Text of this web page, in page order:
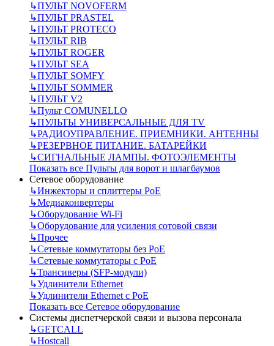
↳ПУЛЬТ NOVOFERM
↳ПУЛЬТ PRASTEL
↳ПУЛЬТ PROTECO
↳ПУЛЬТ RIB
↳ПУЛЬТ ROGER
↳ПУЛЬТ SEA
↳ПУЛЬТ SOMFY
↳ПУЛЬТ SOMMER
↳ПУЛЬТ V2
↳Пульт СOMUNELLO
↳ПУЛЬТЫ УНИВЕРСАЛЬНЫЕ ДЛЯ TV
↳РАДИОУПРАВЛЕНИЕ. ПРИЕМНИКИ. АНТЕННЫ
↳РЕЗЕРВНОЕ ПИТАНИЕ. БАТАРЕЙКИ
↳СИГНАЛЬНЫЕ ЛАМПЫ. ФОТОЭЛЕМЕНТЫ
Показать все Пульты для ворот и шлагбаумов
Сетевое оборудование
↳Инжекторы и сплиттеры РоЕ
↳Медиаконвертеры
↳Оборудование Wi-Fi
↳Оборудование для усиления сотовой связи
↳Прочее
↳Сетевые коммутаторы без РоЕ
↳Сетевые коммутаторы с РоЕ
↳Трансиверы (SFP-модули)
↳Удлинители Ethernet
↳Удлинители Ethernet с PoE
Показать все Сетевое оборудование
Системы диспетчерской связи и вызова персонала
↳GETCALL
↳Hostcall